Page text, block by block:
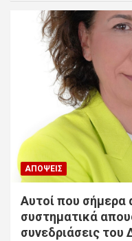
ΑΠΌΨΕΙΣ
Αυτοί που σήμερα
συστηματικά
συνεδριάσεις του